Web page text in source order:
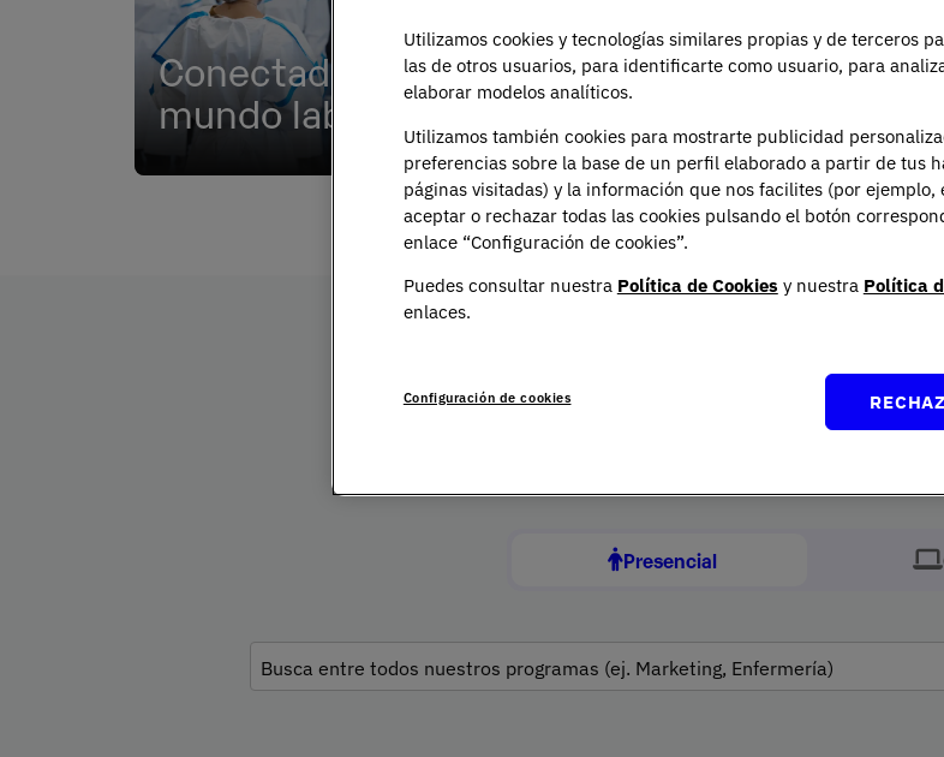
Conectados al
mundo laboral
Multiplica tus oportunidades y
accede a empresas líderes del
Aprendizaje
inmersivo y
práctico
Vive tu profesión desde el
primer día con simulaciones,
casos reales y metodologías
innovadoras.
Aprende
la realidad
Tu formación presencial y
¿Qué quieres
Presencial
Utilizamos cookies y tecnologías similares propias y de terceros
las de otros usuarios, para identificarte como usuario, para
elaborar modelos analíticos.
Utilizamos también cookies para mostrarte publicidad
preferencias sobre la base de un perfil elaborado a partir de tus
páginas visitadas) y la información que nos facilites (por
aceptar o rechazar todas las cookies pulsando el botón
enlace “Configuración de cookies”.
Puedes consultar nuestra Política de Cookies y nuestra Política
enlaces.
Configuración de cookies